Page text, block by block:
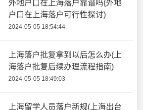
外地户口在上海落户靠谱吗(外地
户口在上海落户可行性探讨)
2024-05-05 18:54:44
上海落户批复拿到以后怎么办(上
海落户批复后续办理流程指南)
2024-05-05 18:49:03
上海留学人员落户新规(上海出台